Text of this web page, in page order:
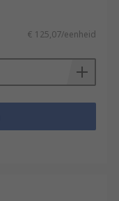
€ 125,07/eenheid